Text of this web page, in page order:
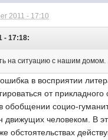
2011 - 17:10
- 17:18:
на ситуацию с нашим домом.
в восприятии
от
социо-
движущих человеком. В
обстоятельствах